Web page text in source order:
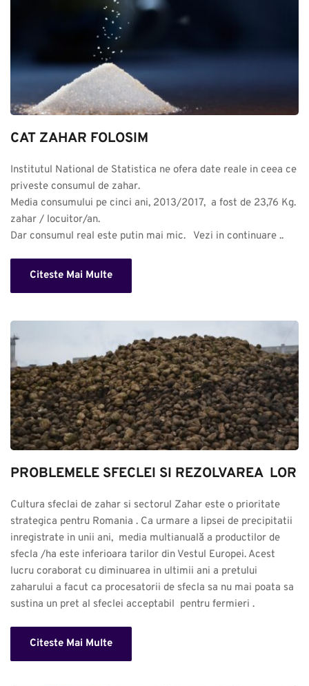
CAT ZAHAR FOLOSIM
Institutul National de Statistica ne ofera date reale in ceea ce
priveste consumul de zahar.
Media consumului pe cinci ani, 2013/2017,  a fost de 23,76 Kg.
zahar / locuitor/an.
Dar consumul real este putin mai mic.   Vezi in continuare ..
Citeste Mai Multe
PROBLEMELE SFECLEI SI REZOLVAREA  LOR
Cultura sfeclai de zahar si sectorul Zahar este o prioritate
strategica pentru Romania . Ca urmare a lipsei de precipitatii
inregistrate in unii ani,  media multianuală a productilor de
sfecla /ha este inferioara tarilor din Vestul Europei. Acest
lucru coraborat cu diminuarea in ultimii ani a pretului
zaharului a facut ca procesatorii de sfecla sa nu mai poata sa
sustina un pret al sfeclei acceptabil  pentru fermieri .
Citeste Mai Multe